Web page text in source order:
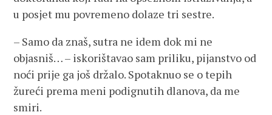
u posjet mu povremeno dolaze tri sestre.
– Samo da znaš, sutra ne idem dok mi ne
objasniš… – iskorištavao sam priliku, pijanstvo od
noći prije ga još držalo. Spotaknuo se o tepih
žureći prema meni podignutih dlanova, da me
smiri.